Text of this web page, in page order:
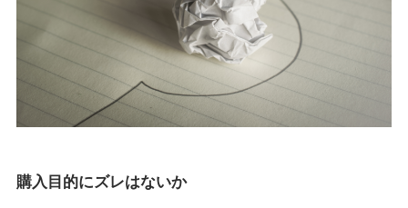
購入目的にズレはないか